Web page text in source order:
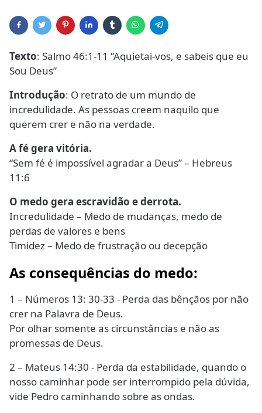
Texto: Salmo 46:1-11 “Aquietai-vos, e sabeis que eu
Sou Deus”
Introdução: O retrato de um mundo de
incredulidade. As pessoas creem naquilo que
querem crer e não na verdade.
A fé gera vitória.
“Sem fé é impossível agradar a Deus” – Hebreus
11:6
O medo gera escravidão e derrota.
Incredulidade – Medo de mudanças, medo de
perdas de valores e bens
Timidez – Medo de frustração ou decepção
As consequências do medo:
1 – Números 13: 30-33 - Perda das bênçãos por não
crer na Palavra de Deus.
Por olhar somente as circunstâncias e não as
promessas de Deus.
2 – Mateus 14:30 - Perda da estabilidade, quando o
nosso caminhar pode ser interrompido pela dúvida,
vide Pedro caminhando sobre as ondas.